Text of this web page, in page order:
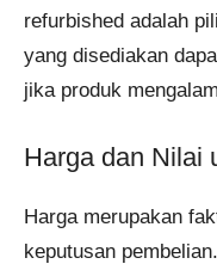
refurbished adalah
yang disediakan
jika produk
Harga dan Nilai
Harga merupakan
keputusan